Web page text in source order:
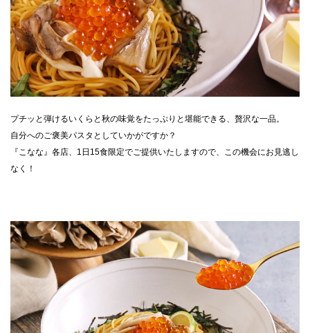
プチッと弾けるいくらと秋の味覚をたっぷりと堪能できる、贅沢な一品。
自分へのご褒美パスタとしていかがですか？
『こなな』各店、1日15食限定でご提供いたしますので、この機会にお見逃し
なく！